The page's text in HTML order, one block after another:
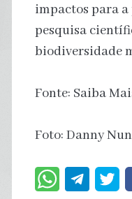
impactos para a
pesquisa
biodiversidade
Fonte: Saiba
Foto: Danny